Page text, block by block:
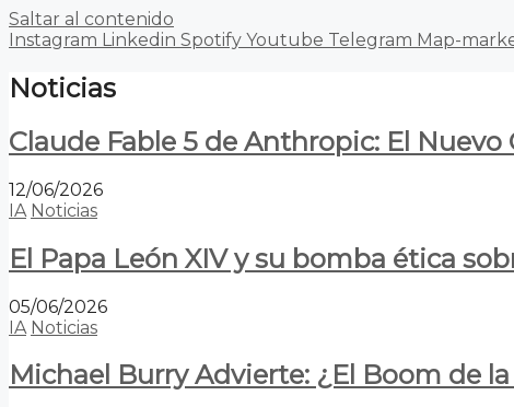
Saltar al contenido
Instagram Linkedin Spotify Youtube Telegram Map-
Noticias
Claude Fable 5 de Anthropic: El
12/06/2026
IA Noticias
El Papa León XIV y su bomba ética
05/06/2026
IA Noticias
Michael Burry Advierte: ¿El Boom de